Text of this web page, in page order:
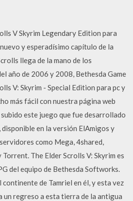
V Skyrim Legendary Edition para
y esperadísimo capítulo de la
llega de la mano de los
año de 2006 y 2008, Bethesda Game
V: Skyrim - Special Edition para pc y
más fácil con nuestra página web
este juego que fue desarrollado
en la versión ElAmigos y
como Mega, 4shared,
The Elder Scrolls V: Skyrim es
del equipo de Bethesda Softworks.
de Tamriel en él, y esta vez
regreso a esta tierra de la antigua